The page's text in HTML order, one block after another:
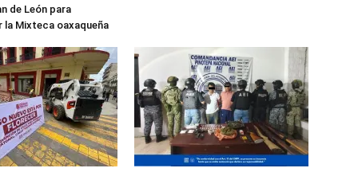
de León para
Mixteca oaxaqueña